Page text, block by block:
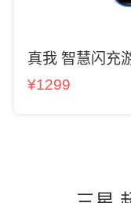
真我 智慧闪充
¥1299